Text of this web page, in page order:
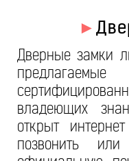
►
Дверные замки
владеющих
открыт
позвонить